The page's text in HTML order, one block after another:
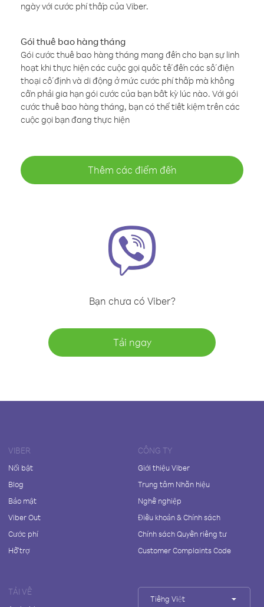
ngày với cước phí thấp của Viber.
Gói thuê bao hàng tháng
Gói cước thuê bao hàng tháng mang đến cho bạn sự linh
hoạt khi thực hiện các cuộc gọi quốc tế đến các số điện
thoại cố định và di động ở mức cước phí thấp mà không
cần phải gia hạn gói cước của bạn bất kỳ lúc nào. Với gói
cước thuê bao hàng tháng, bạn có thể tiết kiệm trên các
cuộc gọi bạn đang thực hiện
Thêm các điểm đến
Bạn chưa có Viber?
Tải ngay
VIBER
Nổi bật
Blog
Bảo mật
Viber Out
Cước phí
Hỗ trợ
CÔNG TY
Giới thiệu Viber
Trung tâm Nhãn hiệu
Nghề nghiệp
Điều khoản & Chính sách
Chính sách Quyền riêng tư
Customer Complaints Code
TẢI VỀ
Tiếng Việt